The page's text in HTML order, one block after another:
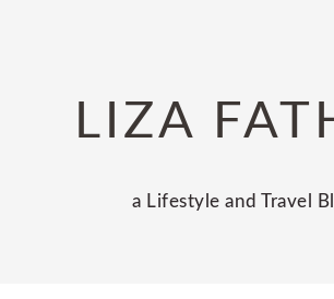
navigationLIZA
a Lifestyle and Travel